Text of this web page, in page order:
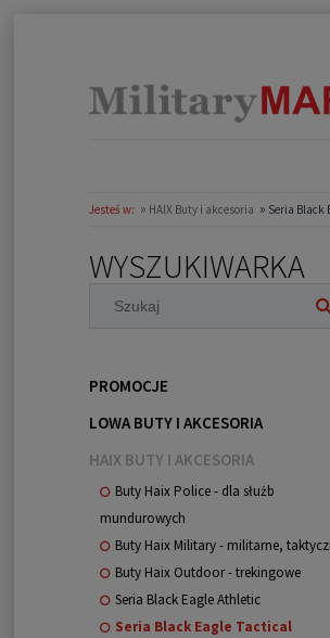
Jesteś w: » HAIX Buty i akcesoria » Seria Black
WYSZUKIWARKA
PROMOCJE
LOWA BUTY I AKCESORIA
HAIX BUTY I AKCESORIA
Buty Haix Police - dla służb
mundurowych
Buty Haix Military - militarne,
Buty Haix Outdoor - trekingowe
Seria Black Eagle Athletic
Seria Black Eagle Tactical